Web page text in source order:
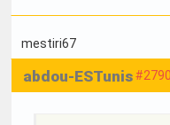
mestiri67
#2790
abdou-ESTunis